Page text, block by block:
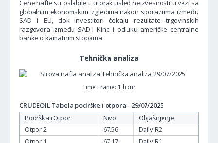
Cene nafte su oslabile u utorak usled neizvesnosti u vezi sa
globalnim ekonomskim izgledima nakon sporazuma između
SAD i EU, dok investitori čekaju rezultate trgovinskih
razgovora između SAD i Kine i odluku američke centralne
banke o kamatnim stopama.
Tehnička analiza
Time Frame: 1 hour
CRUDEOIL Tabela podrške i otpora - 29/07/2025
Podrška i Otpor
Nivo
Objašnjenje
Otpor 2
67.56
Daily R2
Otpor 1
67.17
Daily R1